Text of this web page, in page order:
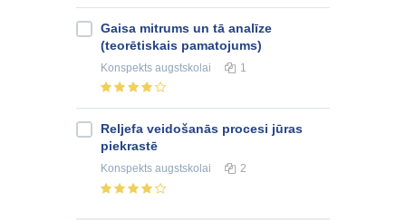
Gaisa mitrums un tā analīze
(teorētiskais pamatojums)
Konspekts augstskolai 1
Reljefa veidošanās procesi jūras
piekrastē
Konspekts augstskolai 2